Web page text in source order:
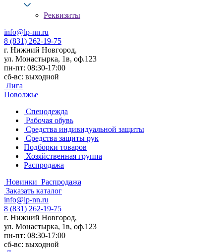
Реквизиты
info@lp-nn.ru
8 (831) 262-19-75
г. Нижний Новгород,
ул. Монастырка, 1в, оф.123
пн-пт: 08:30-17:00
сб-вс: выходной
Лига
Поволжье
Спецодежда
Рабочая обувь
Средства индивидуальной защиты
Средства защиты рук
Подборки товаров
Хозяйственная группа
Распродажа
Новинки Распродажа
Заказать каталог
info@lp-nn.ru
8 (831) 262-19-75
г. Нижний Новгород,
ул. Монастырка, 1в, оф.123
пн-пт: 08:30-17:00
сб-вс: выходной